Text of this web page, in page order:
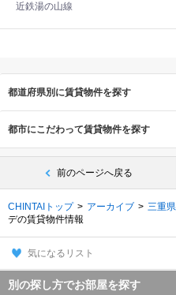
近鉄湯の山線
都道府県別に賃貸物件を探す
都市にこだわって賃貸物件を探す
前のページへ戻る
CHINTAIトップ アーカイブ 三重県
デの賃貸物件情報
気になるリスト
別の探し方でお部屋を探す